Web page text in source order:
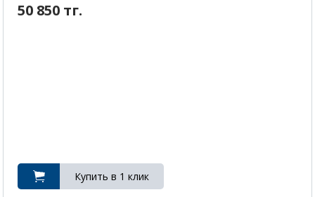
50 850 тг.